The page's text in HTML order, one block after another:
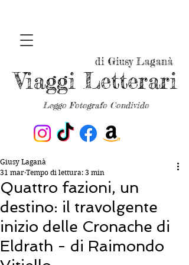
Leggo Fotografo Condivido
Viaggi Letterari
di Giusy Laganà
Quattro fazioni, un
destino: il travolgente
inizio delle Cronache di
Eldrath - di Raimondo
Giusy Laganà
31 mar Tempo di lettura: 3 min